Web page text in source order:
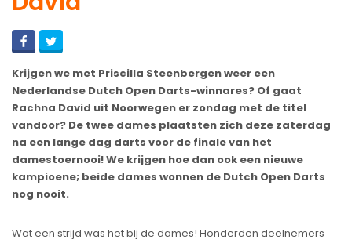
Krijgen we met Priscilla Steenbergen weer een
Nederlandse Dutch Open Darts-winnares? Of gaat
Rachna David uit Noorwegen er zondag met de titel
vandoor? De twee dames plaatsten zich deze zaterdag
na een lange dag darts voor de finale van het
damestoernooi! We krijgen hoe dan ook een nieuwe
kampioene; beide dames wonnen de Dutch Open Darts
nog nooit.
Wat een strijd was het bij de dames! Honderden deelnemers